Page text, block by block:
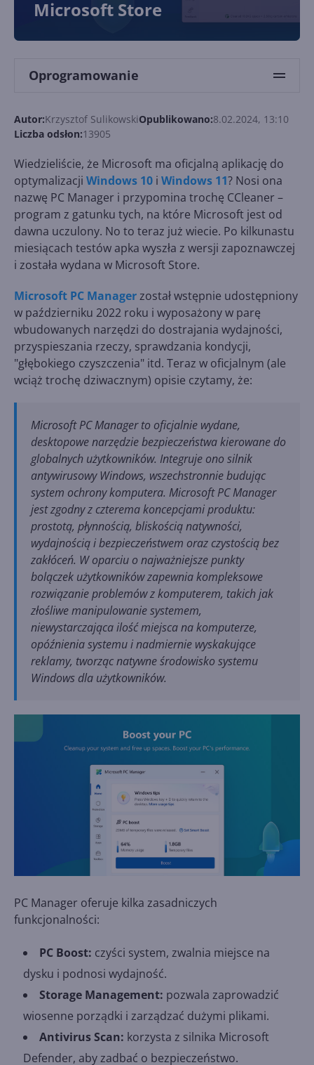
Microsoft Store
Oprogramowanie
Autor:Krzysztof SulikowskiOpublikowano:8.02.2024, 13:10
Liczba odsłon:13905
Wiedzieliście, że Microsoft ma oficjalną aplikację do
optymalizacji Windows 10 i Windows 11? Nosi ona
nazwę PC Manager i przypomina trochę CCleaner –
program z gatunku tych, na które Microsoft jest od
dawna uczulony. No to teraz już wiecie. Po kilkunastu
miesiącach testów apka wyszła z wersji zapoznawczej
i została wydana w Microsoft Store.
Microsoft PC Managerzostał wstępnie udostępniony
w październiku 2022 roku i wyposażony w parę
wbudowanych narzędzi do dostrajania wydajności,
przyspieszania rzeczy, sprawdzania kondycji,
"głębokiego czyszczenia" itd. Teraz w oficjalnym (ale
wciąż trochę dziwacznym) opisie czytamy, że:
Microsoft PC Manager to oficjalnie wydane,
desktopowe narzędzie bezpieczeństwa kierowane do
globalnych użytkowników. Integruje ono silnik
antywirusowy Windows, wszechstronnie budując
system ochrony komputera. Microsoft PC Manager
jest zgodny z czterema koncepcjami produktu:
prostotą, płynnością, bliskością natywności,
wydajnością i bezpieczeństwem oraz czystością bez
zakłóceń. W oparciu o najważniejsze punkty
bolączek użytkowników zapewnia kompleksowe
rozwiązanie problemów z komputerem, takich jak
złośliwe manipulowanie systemem,
niewystarczająca ilość miejsca na komputerze,
opóźnienia systemu i nadmiernie wyskakujące
reklamy, tworząc natywne środowisko systemu
Windows dla użytkowników.
PC Manager oferuje kilka zasadniczych
funkcjonalności:
PC Boost: czyści system, zwalnia miejsce na
dysku i podnosi wydajność.
Storage Management: pozwala zaprowadzić
wiosenne porządki i zarządzać dużymi plikami.
Antivirus Scan: korzysta z silnika Microsoft
Defender, aby zadbać o bezpieczeństwo.